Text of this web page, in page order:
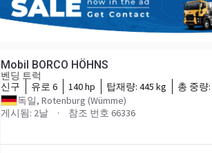
Mobil BORCO HÖHNS
벤딩 트럭
신구
유로 6 140 hp 탑재량: 445 kg 총 중량:
독일, Rotenburg (Wümme)
게시됨: 2날
참조 번호 66336